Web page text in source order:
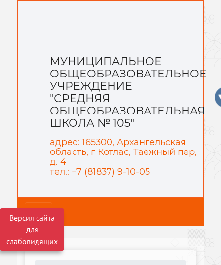
Версия сайта
для
слабовидящих
МУНИЦИПАЛЬНОЕ
ОБЩЕОБРАЗОВАТЕЛЬНОЕ
УЧРЕЖДЕНИЕ
"СРЕДНЯЯ
ОБЩЕОБРАЗОВАТЕЛЬНАЯ
ШКОЛА № 105"
адрес: 165300, Архангельская
область, г Котлас, Таёжный пер,
д. 4
тел.: +7 (81837) 9-10-05